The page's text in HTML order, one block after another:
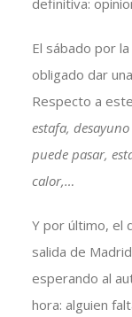
definitiva:
El sábado por
obligado dar
Respecto a
estafa,
puede pasar,
calor,…
Y por último, el
salida de
esperando al
hora: alguien